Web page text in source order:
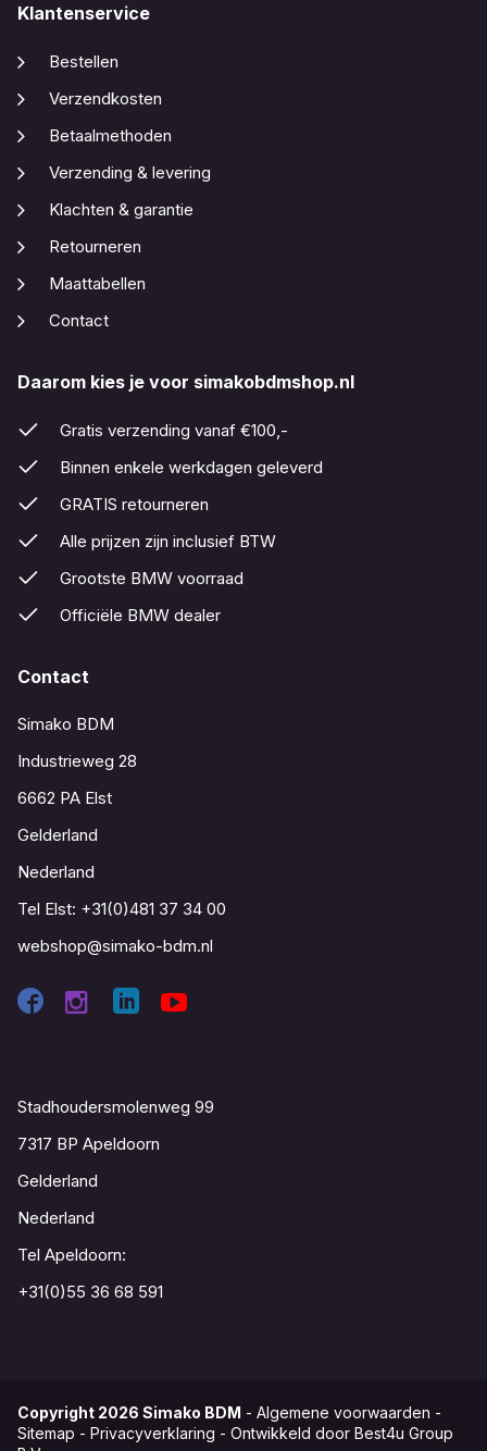
Klantenservice
Bestellen
Verzendkosten
Betaalmethoden
Verzending & levering
Klachten & garantie
Retourneren
Maattabellen
Contact
Daarom kies je voor simakobdmshop.nl
Gratis verzending vanaf €100,-
Binnen enkele werkdagen geleverd
GRATIS retourneren
Alle prijzen zijn inclusief BTW
Grootste BMW voorraad
Officiële BMW dealer
Contact
Simako BDM
Industrieweg 28
6662 PA Elst
Gelderland
Nederland
Tel Elst: +31(0)481 37 34 00
webshop@simako-bdm.nl
Stadhoudersmolenweg 99
7317 BP Apeldoorn
Gelderland
Nederland
Tel Apeldoorn:
+31(0)55 36 68 591
Copyright 2026 Simako BDM - Algemene voorwaarden -
Sitemap - Privacyverklaring - Ontwikkeld door Best4u Group